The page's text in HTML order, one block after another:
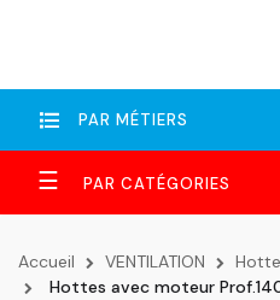
PAR MÉTIERS
Basculer
la
navigation
☰
Accueil VENTILATION
Hottes avec moteur